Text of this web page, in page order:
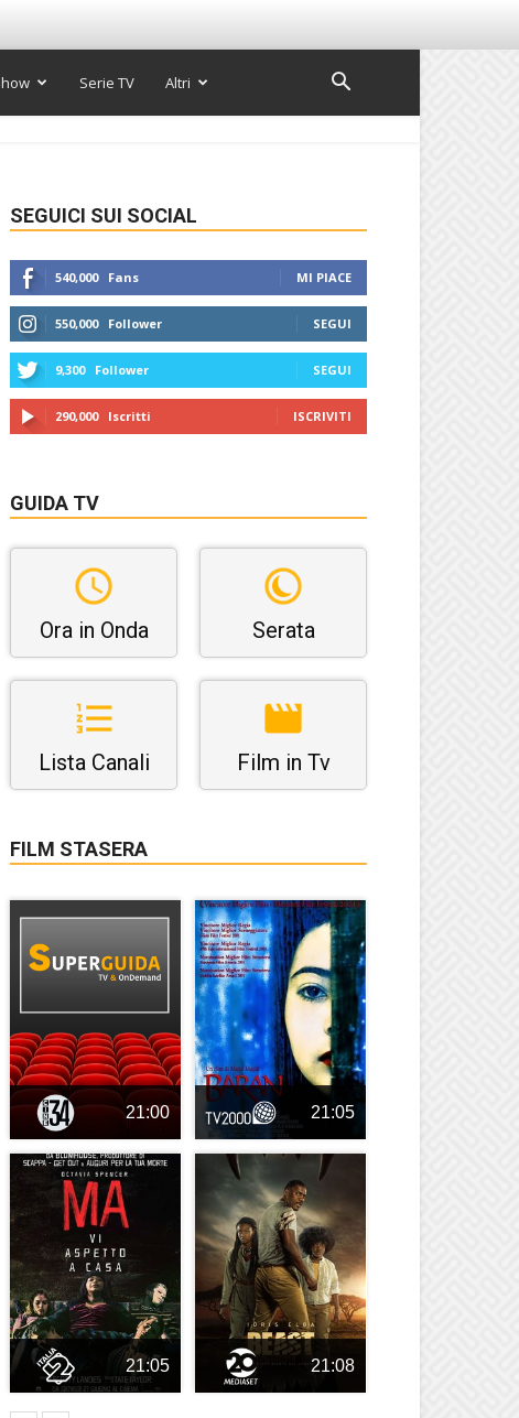
Serie TV Altri
SEGUICI SUI SOCIAL
540,000 Fans MI PIACE
550,000 Follower SEGUI
9,300 Follower SEGUI
290,000 Iscritti ISCRIVITI
GUIDA TV
Ora in Onda Serata
Lista Canali Film in Tv
FILM STASERA
21:00 21:05
21:05 21:08